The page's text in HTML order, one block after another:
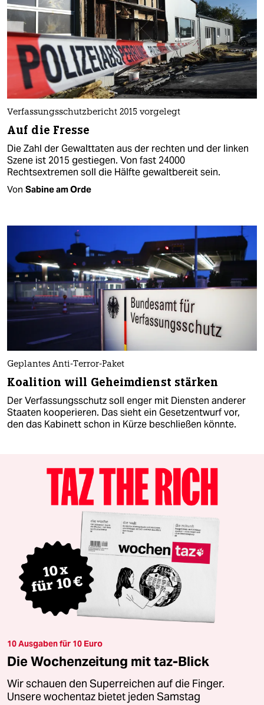
Verfassungsschutzbericht 2015 vorgelegt
Auf die Fresse
Die Zahl der Gewalttaten aus der rechten und der linken
Szene ist 2015 gestiegen. Von fast 24000
Rechtsextremen soll die Hälfte gewaltbereit sein.
Von Sabine am Orde
Geplantes Anti-Terror-Paket
Koalition will Geheimdienst stärken
Der Verfassungsschutz soll enger mit Diensten anderer
Staaten kooperieren. Das sieht ein Gesetzentwurf vor,
den das Kabinett schon in Kürze beschließen könnte.
10 Ausgaben für 10 Euro
Die Wochenzeitung mit taz-Blick
Wir schauen den Superreichen auf die Finger.
Unsere wochentaz bietet jeden Samstag